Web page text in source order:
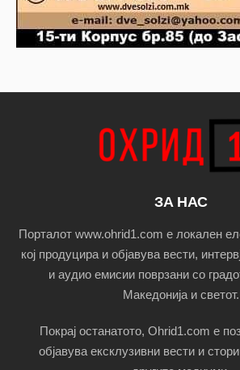
ЗА НАС
Порталот www.ohrid1.com е локален
кој продуцира и објавува вести,
и аудио емисии поврзани со
Македонија и светот.
Покрај останатото, Ohrid1.com е
објавува ексклузивни вести и